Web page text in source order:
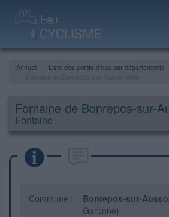
Accueil Liste des points d'eau par départements
Fontaine de Bonrepos-sur-
Fontaine
Commune : Bonrepos-sur-
Garonne)